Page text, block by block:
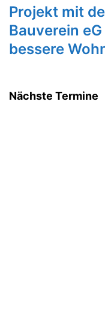
Projekt mit
Bauverein
bessere
Nächste Termine